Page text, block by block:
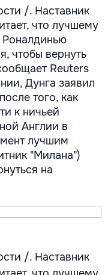
/. Наставник
что лучшему
чтобы вернуть
Reuters
Дунга заявил
того, как
к ничьей
Англии в
лучшим
"Милана")
на
/. Наставник